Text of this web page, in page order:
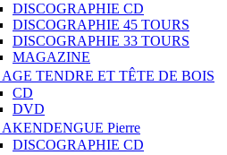
DISCOGRAPHIE CD
DISCOGRAPHIE 45 TOURS
DISCOGRAPHIE 33 TOURS
MAGAZINE
AGE TENDRE ET TÊTE DE BOIS
CD
DVD
AKENDENGUE Pierre
DISCOGRAPHIE CD